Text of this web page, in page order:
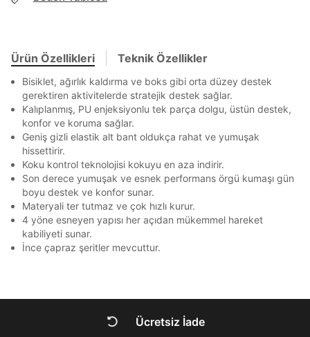
Ziraat Bankası Ziraat Bankası
QNB QNB 4
AnadoluBank World 3
Kapat
Ürün Özellikleri Teknik Özellikler
Bisiklet, ağırlık kaldırma ve boks gibi orta düzey destek
gerektiren aktivitelerde stratejik destek sağlar.
Kalıplanmış, PU enjeksiyonlu tek parça dolgu, üstün destek,
konfor ve koruma sağlar.
Geniş gizli elastik alt bant oldukça rahat ve yumuşak
hissettirir.
Koku kontrol teknolojisi kokuyu en aza indirir.
Son derece yumuşak ve esnek performans örgü kumaşı gün
boyu destek ve konfor sunar.
Materyali ter tutmaz ve çok hızlı kurur.
4 yöne esneyen yapısı her açıdan mükemmel hareket
kabiliyeti sunar.
İnce çapraz şeritler mevcuttur.
Beden Seçin
Mağazada Bul
Ürün stoklara geldiğindemail adresinize
bildirim göndereceğiz.
Kapat
Ücretsiz İade
Kapat
Kapat
Sipariş Numaranız *
En az 1 özel karakter
Aşağıdakileri okudum ve kabul ediyorum:
Kişisel verileriniz
Aydınlatma Metni
Hüküm ve Koşullar
uyarınca işlenecektir. Kişisel verilerimin Doğuş
Perakende Satış Giyim ve Aksesuar Ticaret A.Ş.
tarafından ticari elektronik ileti gönderilmesi amacıyla
işlenmesini kabul ediyorum.
Sms
E-mail
Çağrı Merkezi / Arama
Kişisel verilerimin Doğuş Perakende Satış Giyim ve
Aksesuar Ticaret A.Ş. bünyesinde yer alan
Kimlik, iletişim ve müşteri işlem verilerimin alınan
ile gelen kodu girerek telefon numaranızı doğrulayın.
GÖNDER
ile gelen kodu girerek telefon numaranızı doğrulayın.
GÖNDER